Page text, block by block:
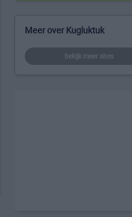
Meer over Kugluktuk
bekijk meer sites